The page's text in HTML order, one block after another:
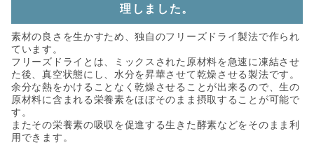
理しました。
素材の良さを生かすため、独自のフリーズドライ製法で作られ
ています。
フリーズドライとは、ミックスされた原材料を急速に凍結させ
た後、真空状態にし、水分を昇華させて乾燥させる製法です。
余分な熱をかけることなく乾燥させることが出来るので、生の
原材料に含まれる栄養素をほぼそのまま摂取することが可能で
す。
またその栄養素の吸収を促進する生きた酵素などをそのまま利
用できます。